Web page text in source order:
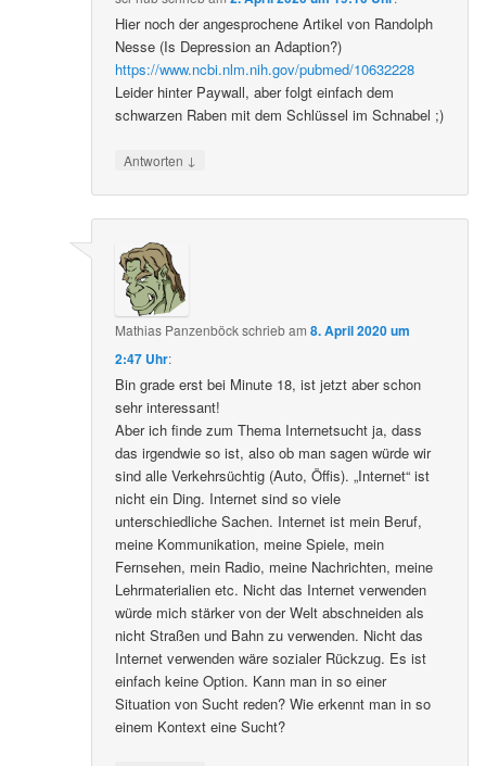
Hier noch der angesprochene Artikel von Randolph
Nesse (Is Depression an Adaption?)
https://www.ncbi.nlm.nih.gov/pubmed/10632228
Leider hinter Paywall, aber folgt einfach dem
schwarzen Raben mit dem Schlüssel im Schnabel ;)
Antworten ↓
Mathias Panzenböckschriebam8. April 2020 um
2:47 Uhr:
Bin grade erst bei Minute 18, ist jetzt aber schon
sehr interessant!
Aber ich finde zum Thema Internetsucht ja, dass
das irgendwie so ist, also ob man sagen würde wir
sind alle Verkehrsüchtig (Auto, Öffis). „Internet“ ist
nicht ein Ding. Internet sind so viele
unterschiedliche Sachen. Internet ist mein Beruf,
meine Kommunikation, meine Spiele, mein
Fernsehen, mein Radio, meine Nachrichten, meine
Lehrmaterialien etc. Nicht das Internet verwenden
würde mich stärker von der Welt abschneiden als
nicht Straßen und Bahn zu verwenden. Nicht das
Internet verwenden wäre sozialer Rückzug. Es ist
einfach keine Option. Kann man in so einer
Situation von Sucht reden? Wie erkennt man in so
einem Kontext eine Sucht?